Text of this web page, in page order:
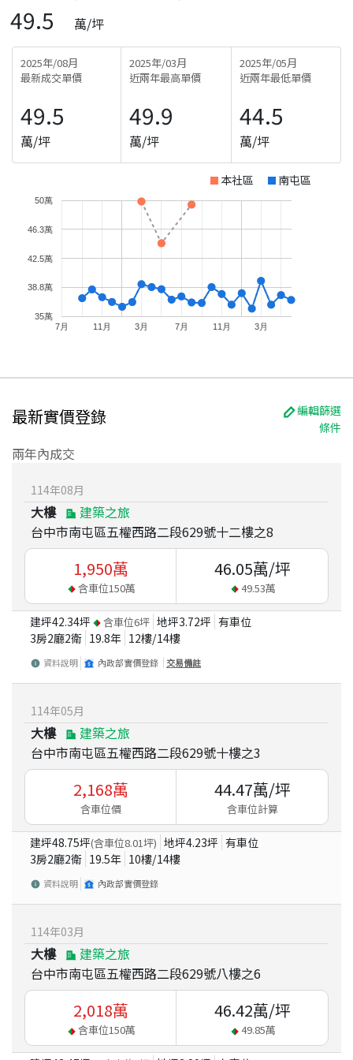
49.5 萬/坪
2025年/08月
最新成交單價
49.5
萬/坪
2025年/03月
近兩年最高單價
49.9
萬/坪
2025年/05月
近兩年最低單價
44.5
萬/坪
本社區 南屯區
7月 11月 3月 7月 11月 3月
35萬
38.8萬
42.5萬
46.3萬
50萬
最新實價登錄
編輯篩選
條件
兩年內成交
114年08月
大樓
建築之旅
台中市南屯區五權西路二段629號十二樓之8
1,950萬
含車位150萬
46.05萬/坪
49.53萬
建坪42.34坪 含車位6坪 地坪3.72坪 有車位
3房2廳2衛 19.8年 12樓/14樓
資料說明 內政部實價登錄 交易備註
114年05月
大樓
建築之旅
台中市南屯區五權西路二段629號十樓之3
2,168萬
含車位價
44.47萬/坪
含車位計算
建坪48.75坪(含車位8.01坪) 地坪4.23坪 有車位
3房2廳2衛 19.5年 10樓/14樓
資料說明 內政部實價登錄
114年03月
大樓
建築之旅
台中市南屯區五權西路二段629號八樓之6
2,018萬
含車位150萬
46.42萬/坪
49.85萬